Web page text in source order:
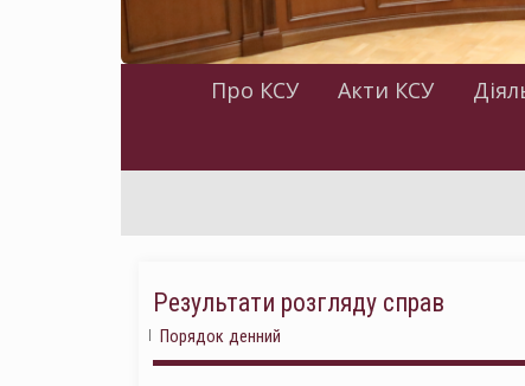
Про КСУ Акти КСУ
Результати розгляду справ
Порядок денний